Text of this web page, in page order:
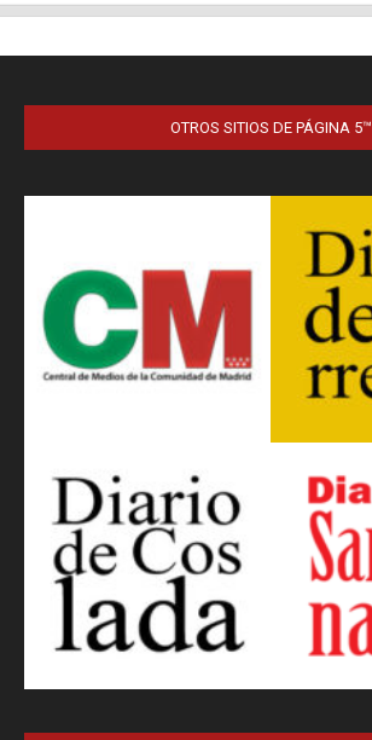
OTROS SITIOS DE PÁGINA 5™